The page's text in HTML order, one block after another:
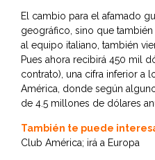
El cambio para el afamado
geográfico, sino que
al equipo italiano, también
Pues ahora recibirá 450 mil
contrato), una cifra inferior a
América, donde según
de 4.5 millones de dólares
También te puede
Club América; irá a Europa